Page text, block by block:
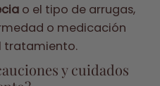
o el tipo de arrugas,
o medicación
tratamiento.
y cuidados